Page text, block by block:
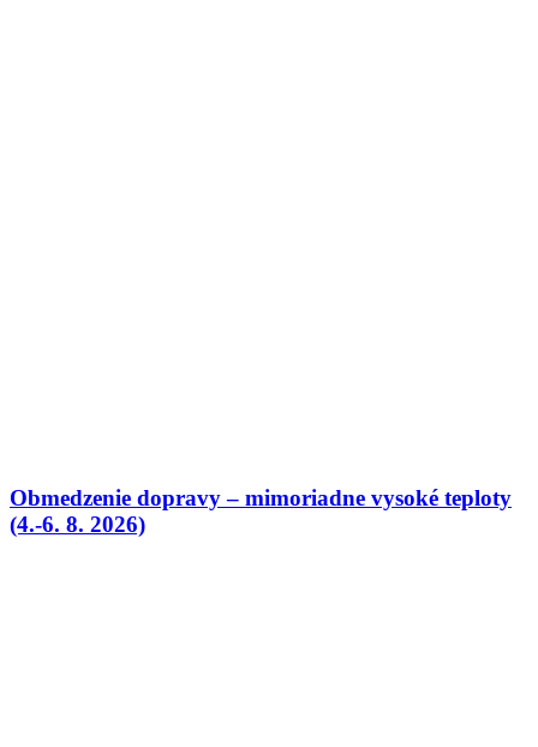
Obmedzenie dopravy – mimoriadne vysoké teploty
(4.-6. 8. 2026)